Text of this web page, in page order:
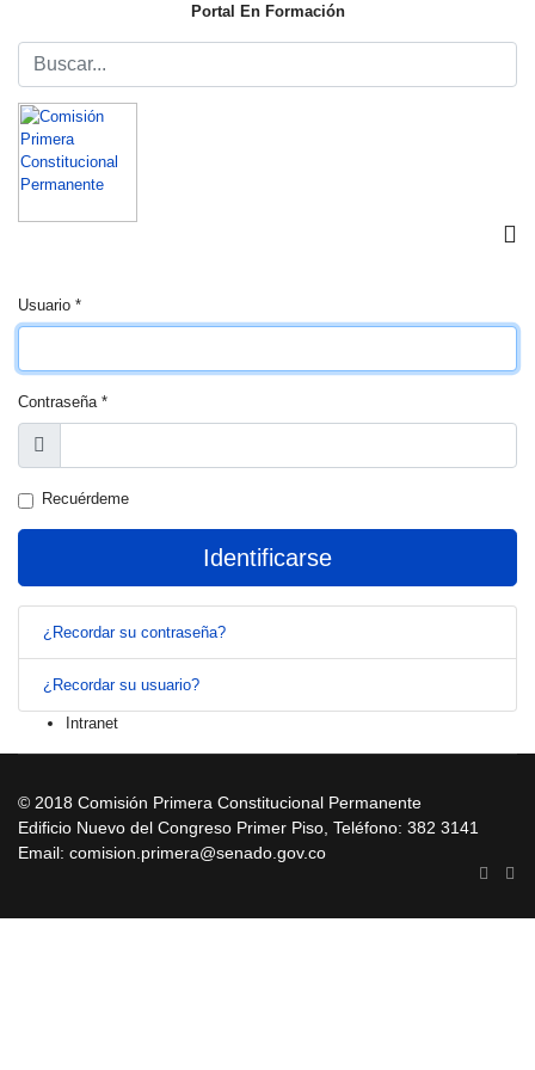
Portal En Formación
Usuario *
Contraseña*
Mostrar
Recuérdeme
Identificarse
¿Recordar su contraseña?
¿Recordar su usuario?
Intranet
© 2018 Comisión Primera Constitucional Permanente
Edificio Nuevo del Congreso Primer Piso, Teléfono: 382 3141
Email: comision.primera@senado.gov.co